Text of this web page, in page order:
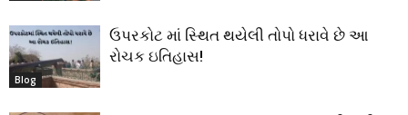
Blog
ઉપરકોટ માં સ્થિત થયેલી તોપો ધરાવે છે આ
રોચક ઇતિહાસ!